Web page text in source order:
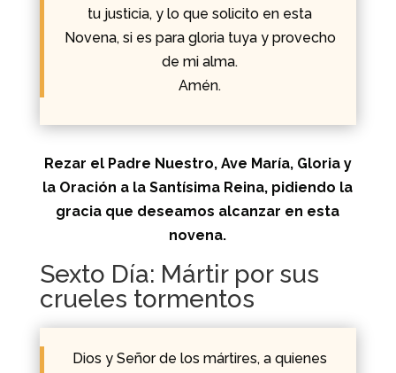
tu justicia, y lo que solicito en esta
Novena, si es para gloria tuya y provecho
de mi alma.
Amén.
Rezar el Padre Nuestro, Ave María, Gloria y
la Oración a la Santísima Reina, pidiendo la
gracia que deseamos alcanzar en esta
novena.
Sexto Día: Mártir por sus
crueles tormentos
Dios y Señor de los mártires, a quienes